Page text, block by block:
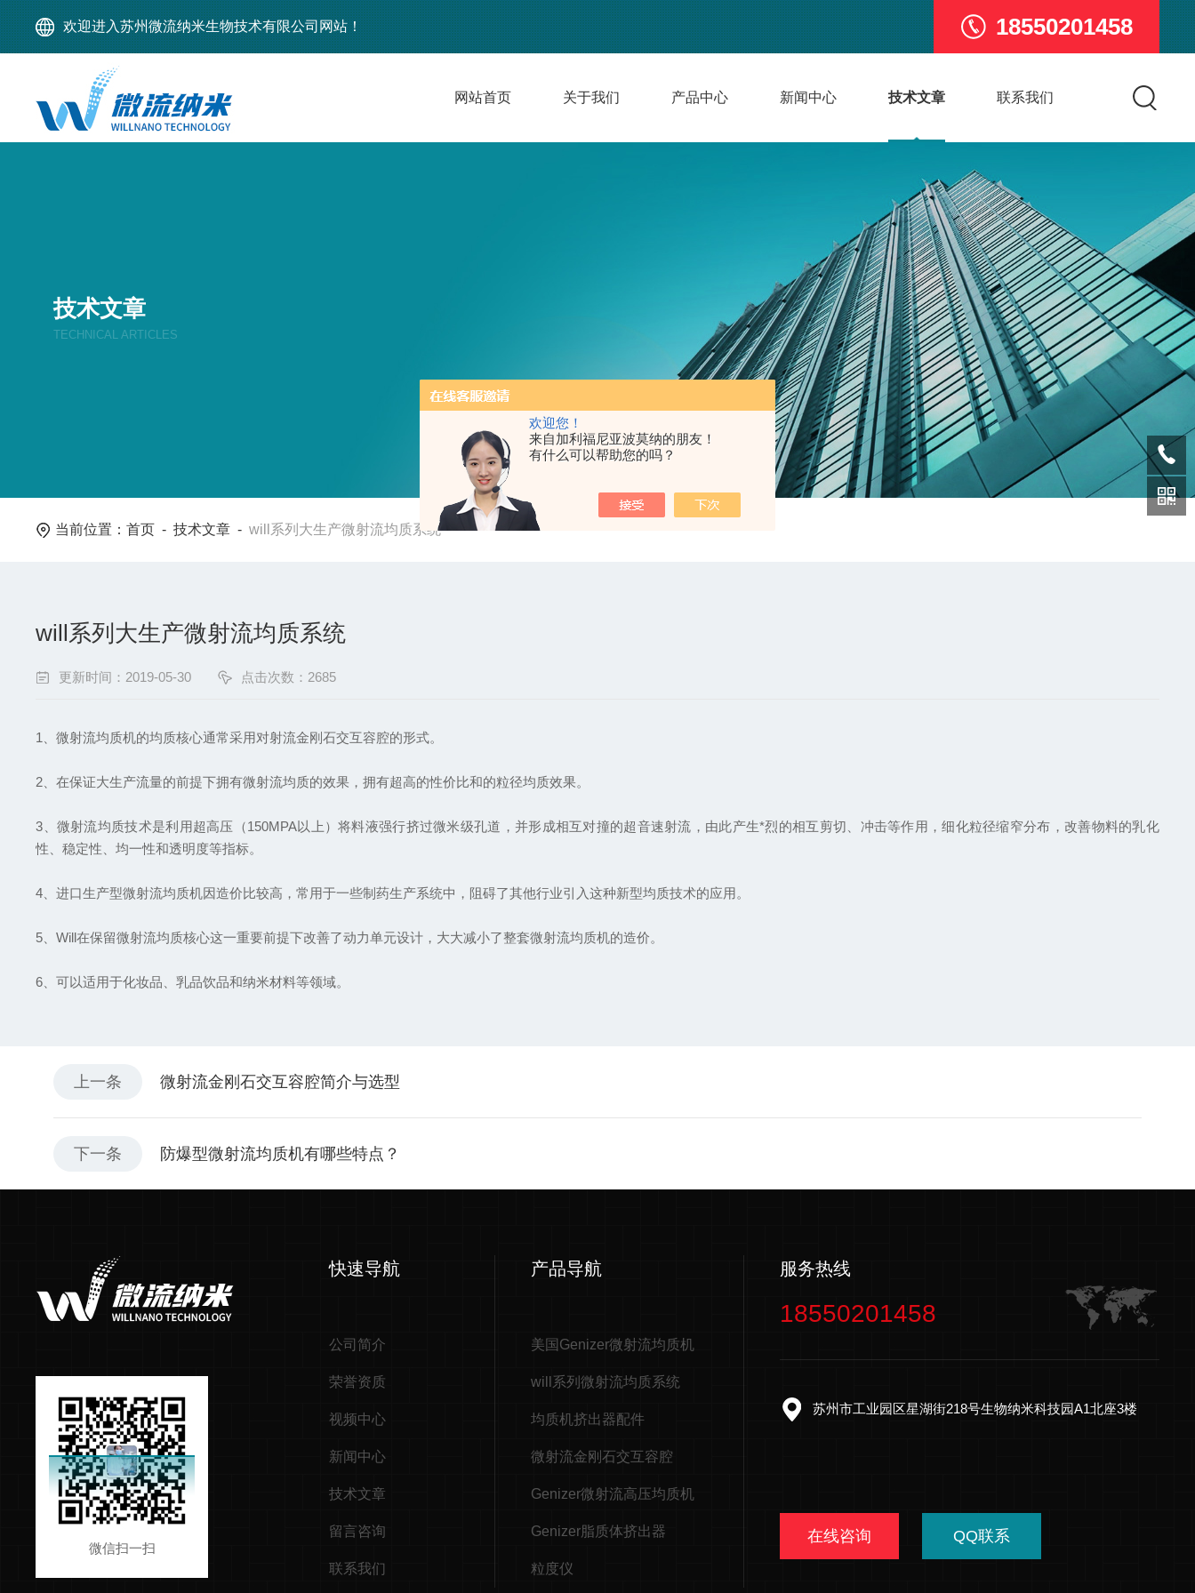
欢迎您！
来自加利福尼亚波莫纳的朋友！
有什么可以帮助您的吗？
欢迎进入苏州微流纳米生物技术有限公司网站！ 18550201458
网站首页 关于我们 产品中心 新闻中心 技术文章 联系我们
技术文章
TECHNICAL ARTICLES
当前位置：首页 -技术文章 -will系列大生产微射流均质系统
will系列大生产微射流均质系统
更新时间：2019-05-30 点击次数：2685
1、微射流均质机的均质核心通常采用对射流金刚石交互容腔的形式。
2、在保证大生产流量的前提下拥有微射流均质的效果，拥有超高的性价比和的粒径均质效果。
3、微射流均质技术是利用超高压（150MPA以上）将料液强行挤过微米级孔道，并形成相互对撞的超音速射流，由此产生*烈的相互剪切、冲击等作用，细化粒径缩窄分布，改善物料的乳化
性、稳定性、均一性和透明度等指标。
4、进口生产型微射流均质机因造价比较高，常用于一些制药生产系统中，阻碍了其他行业引入这种新型均质技术的应用。
5、Will在保留微射流均质核心这一重要前提下改善了动力单元设计，大大减小了整套微射流均质机的造价。
6、可以适用于化妆品、乳品饮品和纳米材料等领域。
上一条 微射流金刚石交互容腔简介与选型
下一条 防爆型微射流均质机有哪些特点？
微信扫一扫
快速导航
公司简介
荣誉资质
视频中心
新闻中心
技术文章
留言咨询
联系我们
产品导航
美国Genizer微射流均质机
will系列微射流均质系统
均质机挤出器配件
微射流金刚石交互容腔
Genizer微射流高压均质机
Genizer脂质体挤出器
粒度仪
服务热线
18550201458
苏州市工业园区星湖街218号生物纳米科技园A1北座3楼
在线咨询 QQ联系